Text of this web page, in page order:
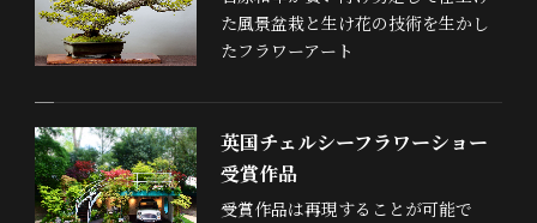
た風景盆栽と生け花の技術を生かし
たフラワーアート
英国チェルシーフラワーショー
受賞作品
受賞作品は再現することが可能で